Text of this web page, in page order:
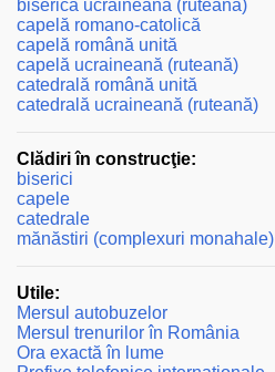
biserică ucraineană (ruteană)
capelă romano-catolică
capelă română unită
capelă ucraineană (ruteană)
catedrală română unită
catedrală ucraineană (ruteană)
Clădiri în construcţie:
biserici
capele
catedrale
mănăstiri (complexuri monahale)
Utile:
Mersul autobuzelor
Mersul trenurilor în România
Ora exactă în lume